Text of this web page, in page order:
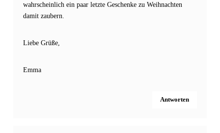
wahrscheinlich ein paar letzte Geschenke zu Weihnachten
damit zaubern.
Liebe Grüße,
Emma
Antworten